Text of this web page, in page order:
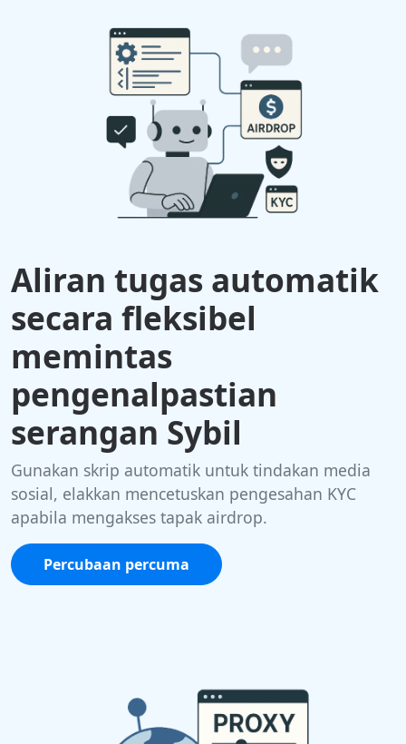
Aliran tugas automatik
secara fleksibel
memintas
pengenalpastian
serangan Sybil
Gunakan skrip automatik untuk tindakan media
sosial, elakkan mencetuskan pengesahan KYC
apabila mengakses tapak airdrop.
Percubaan percuma